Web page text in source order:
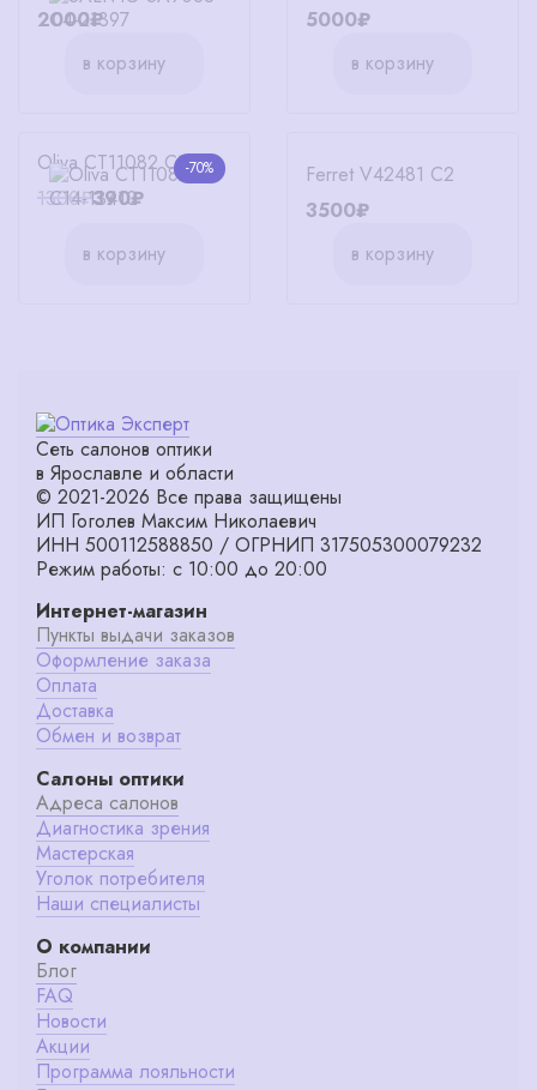
2000₽
в корзину
5000₽
в корзину
-70%
Oliva CT11082 C14
1300₽390₽
в корзину
Ferret V42481 C2
3500₽
в корзину
Сеть салонов оптики
в Ярославле и области
© 2021-2026 Все права защищены
ИП Гоголев Максим Николаевич
ИНН 500112588850 / ОГРНИП 317505300079232
Режим работы: с 10:00 до 20:00
Интернет-магазин
Пункты выдачи заказов
Оформление заказа
Оплата
Доставка
Обмен и возврат
Салоны оптики
Адреса салонов
Диагностика зрения
Мастерская
Уголок потребителя
Наши специалисты
О компании
Блог
FAQ
Новости
Акции
Программа лояльности